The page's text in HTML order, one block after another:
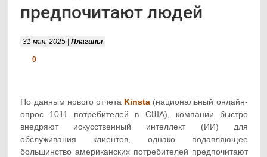
предпочитают людей
31 мая, 2025 |Плагины
0
По данным нового отчета Kinsta (национальный онлайн-
опрос 1011 потребителей в США), компании быстро
внедряют искусственный интеллект (ИИ) для
обслуживания клиентов, однако подавляющее
большинство американских потребителей предпочитают